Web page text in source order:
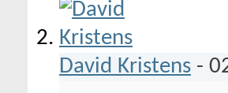
David Kristens -